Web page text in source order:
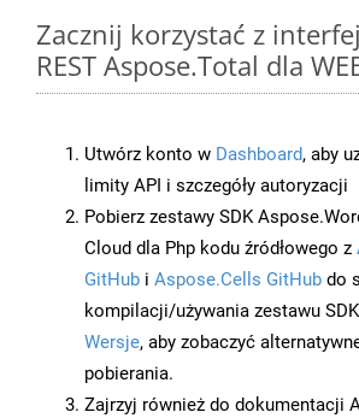
Zacznij korzystać z
REST Aspose.Total dla
Utwórz konto w Dashboard, aby
limity API i szczegóły autoryzacji
Pobierz zestawy SDK
Cloud dla Php kodu źródłowego z
GitHub i Aspose.Cells GitHub do
kompilacji/używania zestawu
Wersje, aby zobaczyć
pobierania.
Zajrzyj również do dokumentacji